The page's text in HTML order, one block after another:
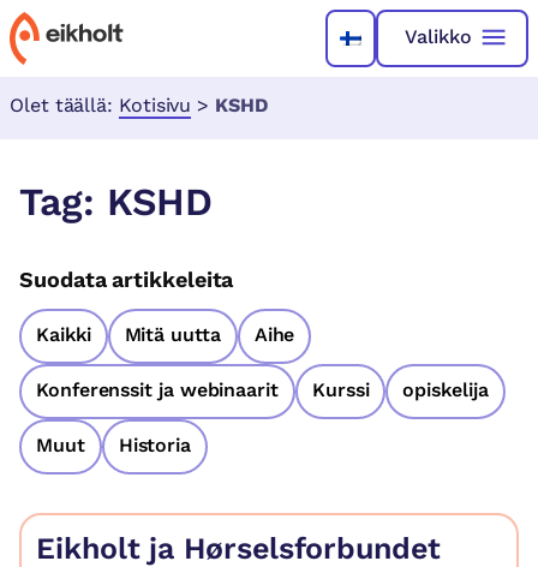
Valikko
Olet täällä: Kotisivu > KSHD
Tag: KSHD
Suodata artikkeleita
Kaikki Mitä uutta Aihe
Konferenssit ja webinaarit Kurssi opiskelija
Muut Historia
Eikholt ja Hørselsforbundet